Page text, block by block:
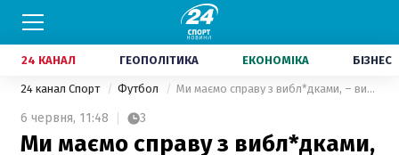
24 КАНАЛ ГЕОПОЛІТИКА ЕКОНОМІКА БІЗНЕС
24 канал Спорт Футбол Ми маємо справу з вибл*дками, – вибухова реакція Зозулі на підрив Каховської ГЕС
6 червня, 11:48 3
Ми маємо справу з вибл*дками,